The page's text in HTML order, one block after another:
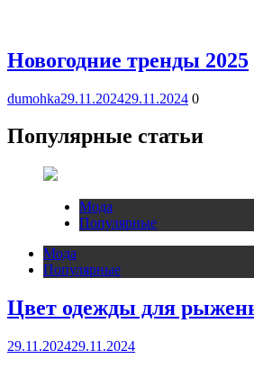
Новогодние тренды 2025
dumohka29.11.202429.11.2024 0
Популярные статьи
Мода
Популярные
Мода
Популярные
Цвет одежды для
29.11.202429.11.2024